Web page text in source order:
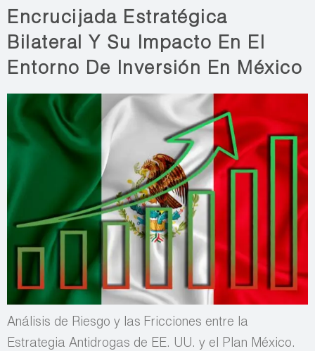
Encrucijada Estratégica
Bilateral Y Su Impacto En El
Entorno De Inversión En México
Análisis de Riesgo y las Fricciones entre la
Estrategia Antidrogas de EE. UU. y el Plan México.